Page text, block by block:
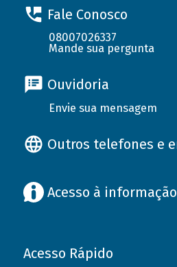
Fale Conosco
08007026337
Mande sua pergunta
Ouvidoria
Envie sua mensagem
Outros telefones e
Acesso à informação
Acesso Rápido